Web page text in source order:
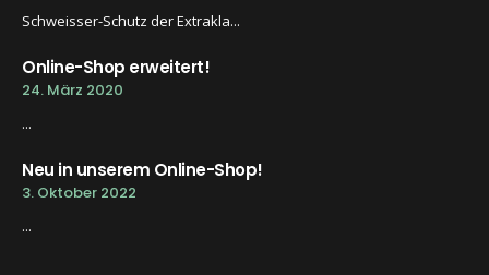
Schweisser-Schutz der Extrakla...
Online-Shop erweitert!
24. März 2020
...
Neu in unserem Online-Shop!
3. Oktober 2022
...